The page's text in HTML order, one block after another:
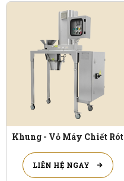
Khung - Vỏ Máy Chiết Rót
LIÊN HỆ NGAY